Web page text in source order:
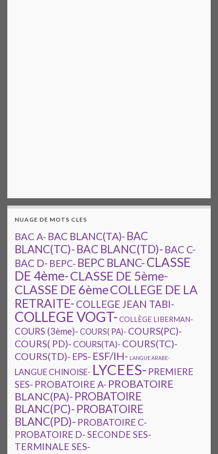
NUAGE DE MOTS CLES
BAC A- BAC BLANC(TA)- BAC
BLANC(TC)- BAC BLANC(TD)- BAC C-
BAC D- BEPC- BEPC BLANC-CLASSE
DE 4ème-CLASSE DE 5ème-
CLASSE DE 6èmeCOLLEGE DE LA
RETRAITE- COLLEGE JEAN TABI-
COLLEGE VOGT- COLLÈGE LIBERMAN-
COURS (3ème)- COURS( PA)- COURS(PC)-
COURS( PD)- COURS(TA)- COURS(TC)-
COURS(TD)- EPS- ESF/IH- LANGUE ARABE-
LANGUE CHINOISE- LYCEES- PREMIERE
SES- PROBATOIRE A- PROBATOIRE
BLANC(PA)- PROBATOIRE
BLANC(PC)- PROBATOIRE
BLANC(PD)- PROBATOIRE C-
PROBATOIRE D-SECONDE SES-
TERMINALE SES-